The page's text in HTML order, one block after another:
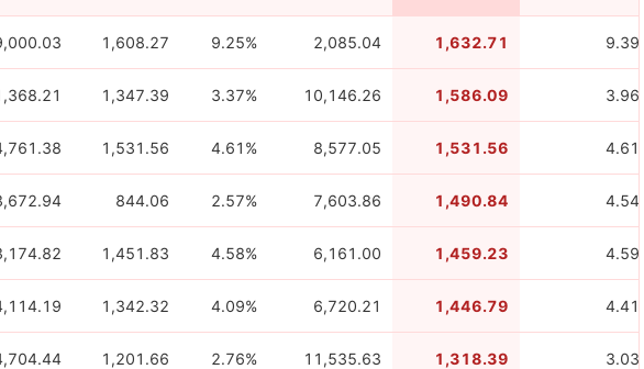
1,608.27 9.25% 2,085.04 1,632.71 9.39%
1,347.39 3.37% 10,146.26 1,586.09 3.96%
1,531.56 4.61% 8,577.05 1,531.56 4.61%
844.06 2.57% 7,603.86 1,490.84 4.54%
1,451.83 4.58% 6,161.00 1,459.23 4.59%
1,342.32 4.09% 6,720.21 1,446.79 4.41%
1,201.66 2.76% 11,535.63 1,318.39 3.03%